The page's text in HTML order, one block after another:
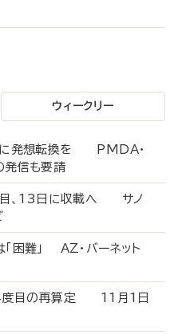
ウィークリー
に発想転換を PMDA・
発信も要請
目、13日に収載へ サノ
困難」 AZ・バーネット
4度目の再算定 11月1日